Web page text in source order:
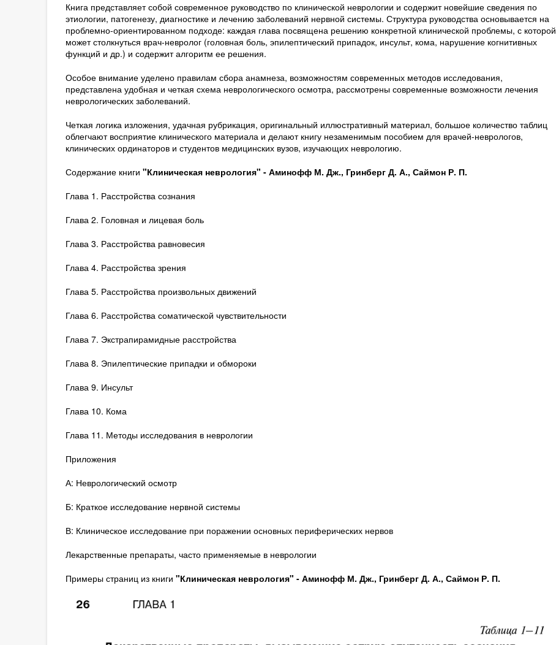
Книга представляет собой современное руководство по клинической неврологии и содержит новейшие сведения по
этиологии, патогенезу, диагностике и лечению заболеваний нервной системы. Структура руководства основывается на
проблемно-ориентированном подходе: каждая глава посвящена решению конкретной клинической проблемы, с которой
может столкнуться врач-невролог (головная боль, эпилептический припадок, инсульт, кома, нарушение когнитивных
функций и др.) и содержит алгоритм ее решения.
Особое внимание уделено правилам сбора анамнеза, возможностям современных методов исследования,
представлена удобная и четкая схема неврологического осмотра, рассмотрены современные возможности лечения
неврологических заболеваний.
Четкая логика изложения, удачная рубрикация, оригинальный иллюстративный материал, большое количество таблиц
облегчают восприятие клинического материала и делают книгу незаменимым пособием для врачей-неврологов,
клинических ординаторов и студентов медицинских вузов, изучающих неврологию.
Содержание книги "Клиническая неврология" - Аминофф М. Дж., Гринберг Д. А., Саймон Р. П.
Глава 1. Расстройства сознания
Глава 2. Головная и лицевая боль
Глава 3. Расстройства равновесия
Глава 4. Расстройства зрения
Глава 5. Расстройства произвольных движений
Глава 6. Расстройства соматической чувствительности
Глава 7. Экстрапирамидные расстройства
Глава 8. Эпилептические припадки и обмороки
Глава 9. Инсульт
Глава 10. Кома
Глава 11. Методы исследования в неврологии
Приложения
А: Неврологический осмотр
Б: Краткое исследование нервной системы
В: Клиническое исследование при поражении основных периферических нервов
Лекарственные препараты, часто применяемые в неврологии
Примеры страниц из книги "Клиническая неврология" - Аминофф М. Дж., Гринберг Д. А., Саймон Р. П.